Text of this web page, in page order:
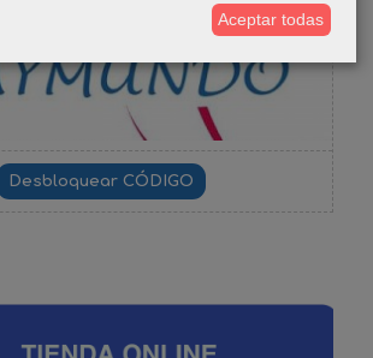
Aceptar todas